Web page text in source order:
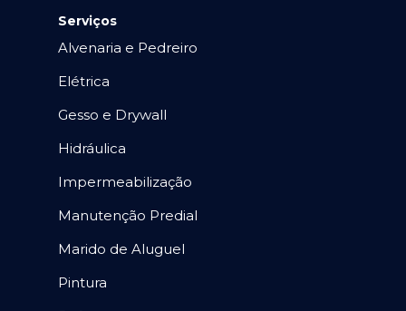
Serviços
Alvenaria e Pedreiro
Elétrica
Gesso e Drywall
Hidráulica
Impermeabilização
Manutenção Predial
Marido de Aluguel
Pintura